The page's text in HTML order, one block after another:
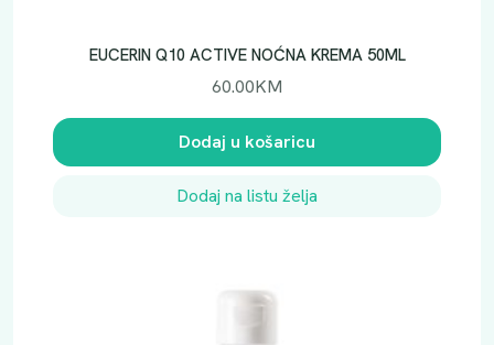
EUCERIN Q10 ACTIVE NOĆNA KREMA 50ML
60.00KM
Dodaj u košaricu
Dodaj na listu želja